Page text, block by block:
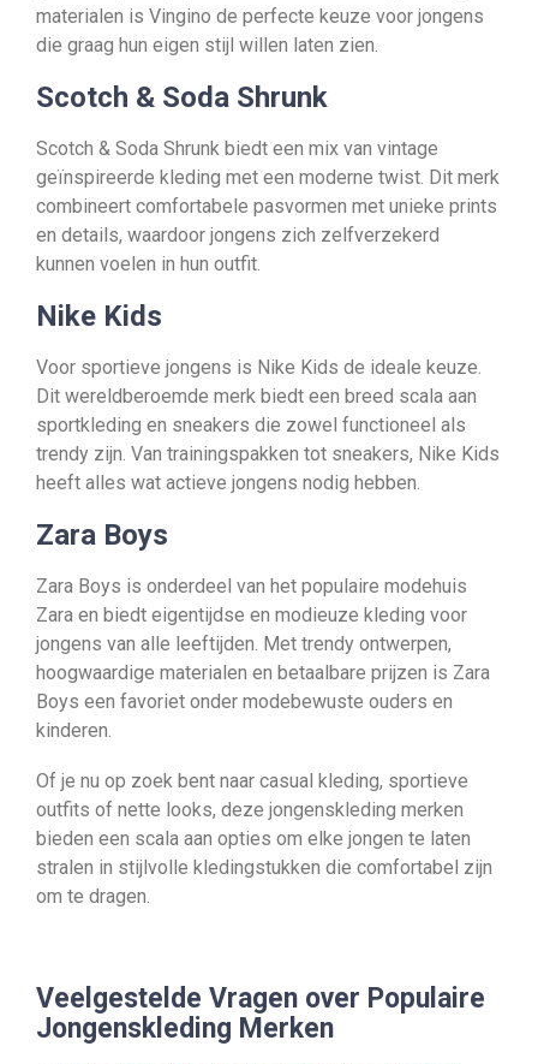
materialen is Vingino de perfecte keuze voor jongens
die graag hun eigen stijl willen laten zien.
Scotch & Soda Shrunk
Scotch & Soda Shrunk biedt een mix van vintage
geïnspireerde kleding met een moderne twist. Dit merk
combineert comfortabele pasvormen met unieke prints
en details, waardoor jongens zich zelfverzekerd
kunnen voelen in hun outfit.
Nike Kids
Voor sportieve jongens is Nike Kids de ideale keuze.
Dit wereldberoemde merk biedt een breed scala aan
sportkleding en sneakers die zowel functioneel als
trendy zijn. Van trainingspakken tot sneakers, Nike Kids
heeft alles wat actieve jongens nodig hebben.
Zara Boys
Zara Boys is onderdeel van het populaire modehuis
Zara en biedt eigentijdse en modieuze kleding voor
jongens van alle leeftijden. Met trendy ontwerpen,
hoogwaardige materialen en betaalbare prijzen is Zara
Boys een favoriet onder modebewuste ouders en
kinderen.
Of je nu op zoek bent naar casual kleding, sportieve
outfits of nette looks, deze jongenskleding merken
bieden een scala aan opties om elke jongen te laten
stralen in stijlvolle kledingstukken die comfortabel zijn
om te dragen.
Veelgestelde Vragen over Populaire
Jongenskleding Merken